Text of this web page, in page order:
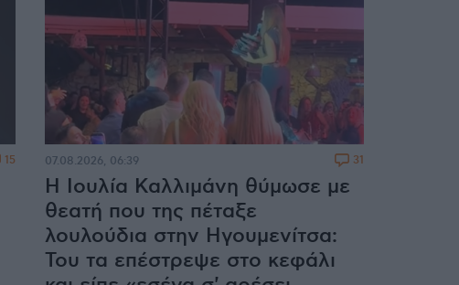
15
Η Ιουλία Καλλιμάνη θύμωσε με
θεατή που της πέταξε
λουλούδια στην Ηγουμενίτσα:
Του τα επέστρεψε στο κεφάλι
07.08.2026, 06:39 31